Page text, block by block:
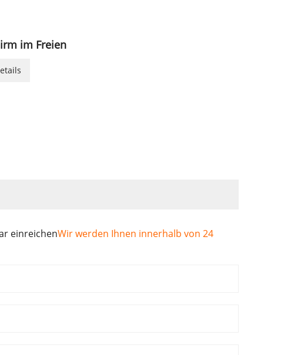
im Freien
einreichenWir werden Ihnen innerhalb von 24